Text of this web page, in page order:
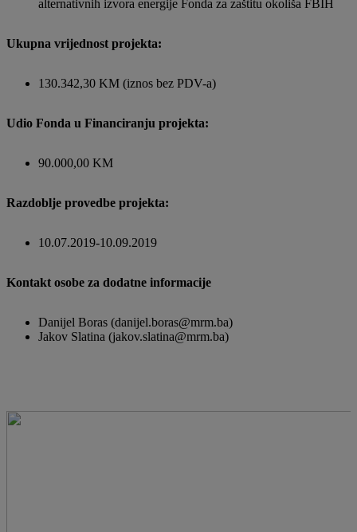
alternativnih izvora energije Fonda za zaštitu okoliša FBIH
Ukupna vrijednost projekta:
130.342,30 KM (iznos bez PDV-a)
Udio Fonda u Financiranju projekta:
90.000,00 KM
Razdoblje provedbe projekta:
10.07.2019-10.09.2019
Kontakt osobe za dodatne informacije
Danijel Boras (danijel.boras@mrm.ba)
Jakov Slatina (jakov.slatina@mrm.ba)